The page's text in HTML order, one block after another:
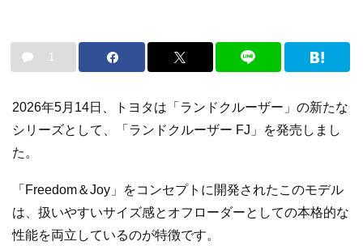
1
2026年5月14日、トヨタは「ランドクルーザー」の新たな
シリーズとして、「ランドクルーザー FJ」を発売しまし
た。
「Freedom＆Joy」をコンセプトに開発されたこのモデル
は、扱いやすいサイズ感とオフローダーとしての本格的な
性能を両立しているのが特徴です。